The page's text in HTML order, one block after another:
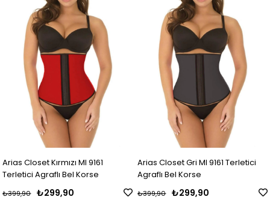
Arias Closet Kırmızı MI 9161
Terletici Agraflı Bel Korse
₺299,90
₺399,90
Arias Closet Gri MI 9161 Terletici
Agraflı Bel Korse
₺299,90
₺399,90